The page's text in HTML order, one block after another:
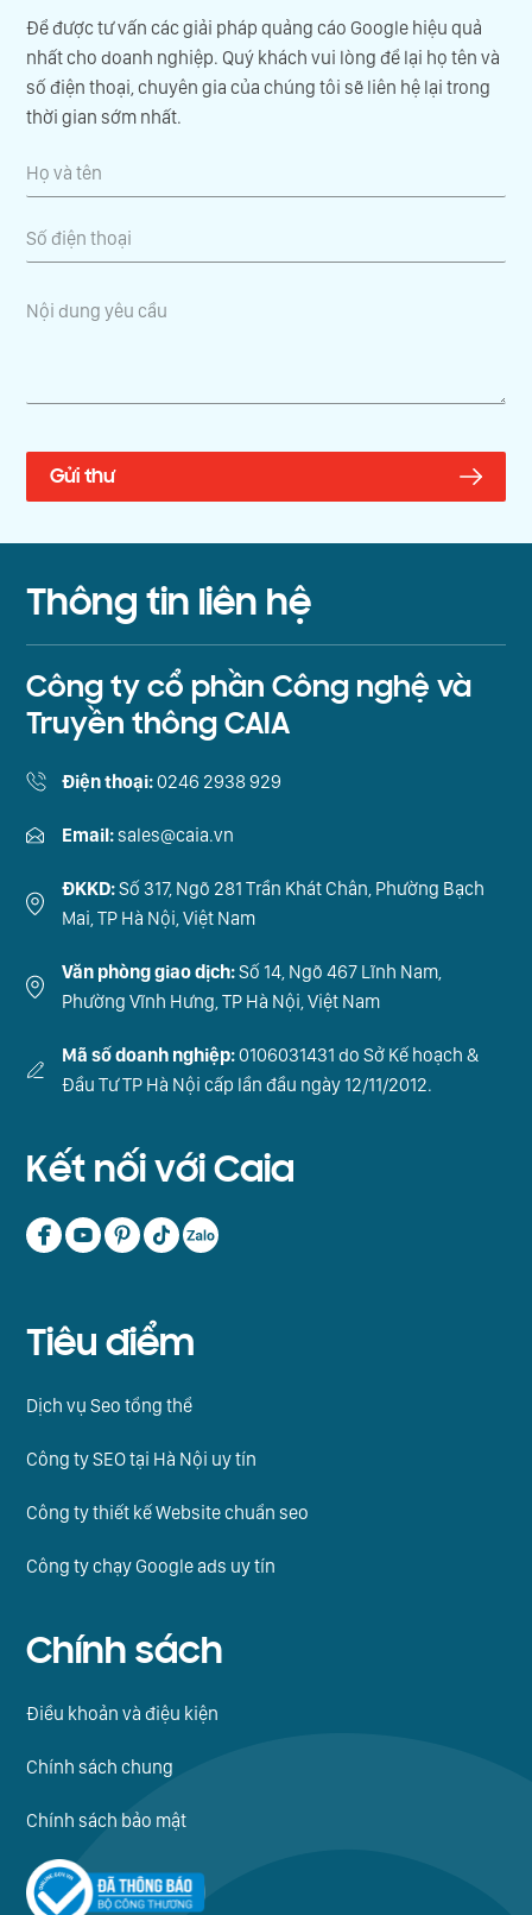
Để được tư vấn các giải pháp quảng cáo Google hiệu quả
nhất cho doanh nghiệp. Quý khách vui lòng để lại họ tên và
số điện thoại, chuyên gia của chúng tôi sẽ liên hệ lại trong
thời gian sớm nhất.
Thông tin liên hệ
Công ty cổ phần Công nghệ và
Truyền thông CAIA
Điện thoại:0246 2938 929
Email:sales@caia.vn
ĐKKD:Số 317, Ngõ 281 Trần Khát Chân, Phường Bạch
Mai, TP Hà Nội, Việt Nam
Văn phòng giao dịch:Số 14, Ngõ 467 Lĩnh Nam,
Phường Vĩnh Hưng, TP Hà Nội, Việt Nam
Mã số doanh nghiệp:0106031431 do Sở Kế hoạch &
Đầu Tư TP Hà Nội cấp lần đầu ngày 12/11/2012.
Kết nối với Caia
Tiêu điểm
Dịch vụ Seo tổng thể
Công ty SEO tại Hà Nội uy tín
Công ty thiết kế Website chuẩn seo
Công ty chạy Google ads uy tín
Chính sách
Điều khoản và điệu kiện
Chính sách chung
Chính sách bảo mật